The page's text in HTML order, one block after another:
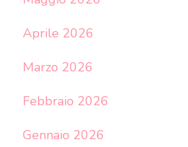
Aprile 2026
Marzo 2026
Febbraio 2026
Gennaio 2026